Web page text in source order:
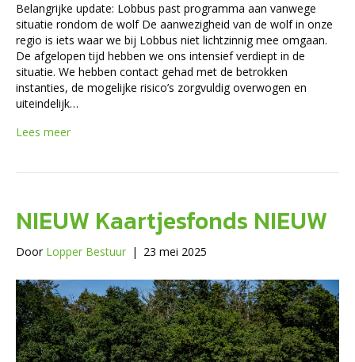
Belangrijke update: Lobbus past programma aan vanwege
situatie rondom de wolf De aanwezigheid van de wolf in onze
regio is iets waar we bij Lobbus niet lichtzinnig mee omgaan.
De afgelopen tijd hebben we ons intensief verdiept in de
situatie. We hebben contact gehad met de betrokken
instanties, de mogelijke risico’s zorgvuldig overwogen en
uiteindelijk…
Lees meer
NIEUW Kaartjesfonds NIEUW
Door Lopper Bestuur | 23 mei 2025